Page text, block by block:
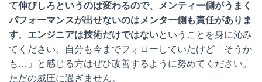
て伸びしろというのは変わるので、メンティー側がうまく
パフォーマンスが出せないのはメンター側も責任がありま
す。 エンジニアは技術だけではないということを身に沁み
てください。自分も今までフォローしていたけど「そうか
も…」と感じる方はぜひ改善するように努めてください。
ただの威圧に過ぎません。